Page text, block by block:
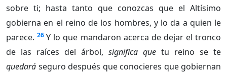
sobre ti; hasta tanto que conozcas que el Altísimo
gobierna en el reino de los hombres, y lo da a quien le
parece. 26 Y lo que mandaron acerca de dejar el tronco
de las raíces del árbol, significa que tu reino se te
quedará seguro después que conocieres que gobiernan